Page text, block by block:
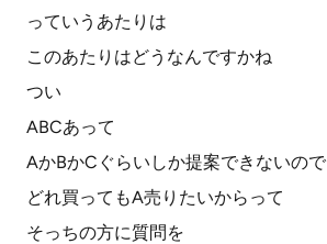
っていうあたりは
このあたりはどうなんですかね
つい
ABCあって
AかBかCぐらいしか提案できないので
どれ買ってもA売りたいからって
そっちの方に質問を